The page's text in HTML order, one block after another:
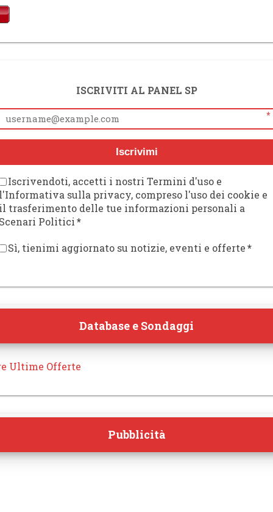
ISCRIVITI AL PANEL SP
*
Iscrivimi
Iscrivendoti, accetti i nostri Termini d'uso e
sulla privacy, compreso l'uso dei cookie e
trasferimento delle tue informazioni personali a
Politici*
Sì, tienimi aggiornato su notizie, eventi e offerte*
Database e Sondaggi
Ultime Offerte
Pubblicità